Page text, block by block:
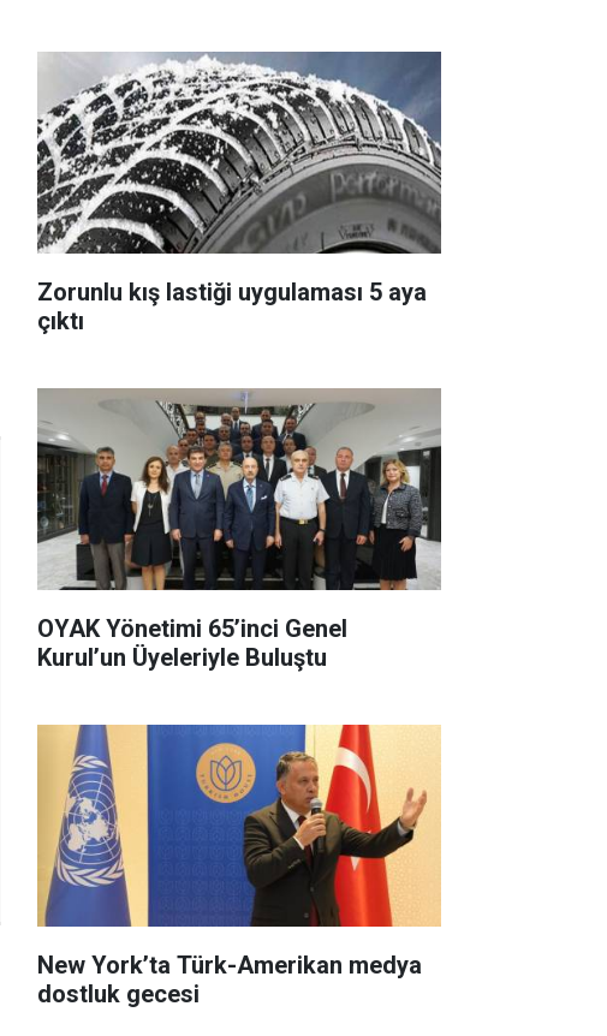
Zorunlu kış lastiği uygulaması 5 aya
çıktı
OYAK Yönetimi 65’inci Genel
Kurul’un Üyeleriyle Buluştu
New York’ta Türk-Amerikan medya
dostluk gecesi